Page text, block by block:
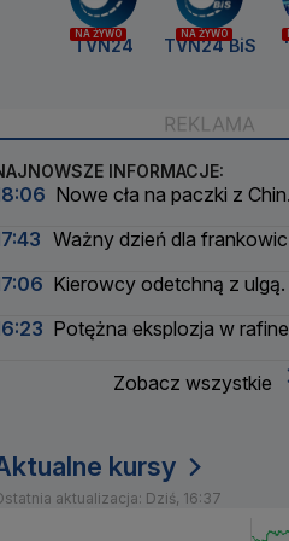
NA ŻYWO
TVN24
NA ŻYWO
TVN24 BiS
INFORMACJE:
Nowe cła na paczki z
Ważny dzień dla
Kierowcy odetchną z
Potężna eksplozja w
Zobacz wszystkie
kursy
aktualizacja: Dziś, 16:37